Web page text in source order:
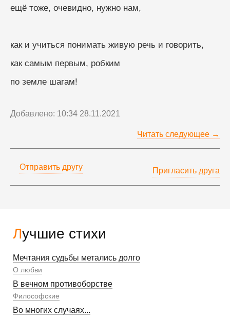
Лучшие стихи
Мечтания судьбы метались долго
О любви
В вечном противоборстве
Философские
Во многих случаях...
ещё тоже, очевидно, нужно нам,
как и учиться понимать живую речь и говорить,
как самым первым, робким
по земле шагам!
Добавлено: 10:34 28.11.2021
Читать следующее →
Отправить другу Пригласить друга